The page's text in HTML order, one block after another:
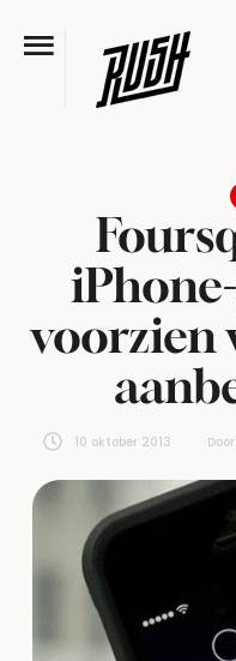
voorzien
10 oktober 2013 Door: